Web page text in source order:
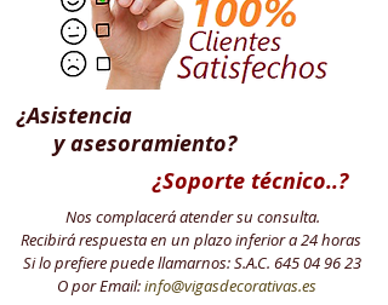
¿Asistencia
y asesoramiento?
¿Soporte técnico..?
Nos complacerá atender su consulta.
Recibirá respuesta en un plazo inferior a 24 horas
Si lo prefiere puede llamarnos: S.A.C. 645 04 96 23
O por Email:info@vigasdecorativas.es